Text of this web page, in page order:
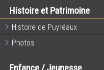
Histoire et Patrimoine
Histoire de Puyréaux
Photos